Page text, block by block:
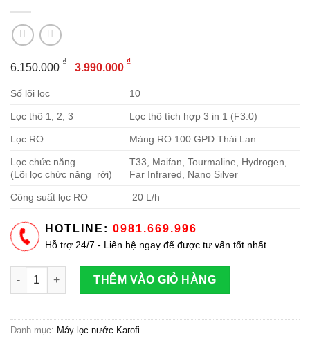
6.150.000₫
Giá
6.150.000 ₫.
3.990.000 ₫Giá
tại
là:
3.990.000 ₫.
Số lõi lọc 10
Lọc thô 1, 2, 3 Lọc thô tích hợp 3 in 1 (F3.0)
Lọc RO Màng RO 100 GPD Thái Lan
Lọc chức năng
(Lõi lọc chức năng rời)
T33, Maifan, Tourmaline, Hydrogen,
Far Infrared, Nano Silver
Công suất lọc RO 20 L/h
HOTLINE: 0981.669.996
Hỗ trợ 24/7 - Liên hệ ngay để được tư vấn tốt nhất
Máy lọc nước RO để gầm Hòa Phát HPU 423VH số lượng
THÊM VÀO GIỎ HÀNG
Danh mục: Máy lọc nước Karofi